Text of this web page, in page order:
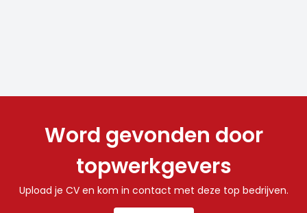
Word gevonden door
topwerkgevers
Upload je CV en kom in contact met deze top bedrijven.